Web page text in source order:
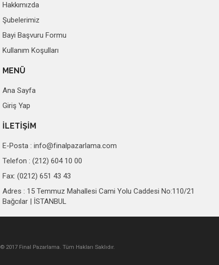
Hakkımızda
Şubelerimiz
Bayi Başvuru Formu
Kullanım Koşulları
MENÜ
Ana Sayfa
Giriş Yap
İLETİŞİM
E-Posta : info@finalpazarlama.com
Telefon : (212) 604 10 00
Fax: (0212) 651 43 43
Adres : 15 Temmuz Mahallesi Cami Yolu Caddesi No:110/21
Bağcılar | İSTANBUL
© 2017 Final Pazarlama. Tüm Hakları Saklıdır.